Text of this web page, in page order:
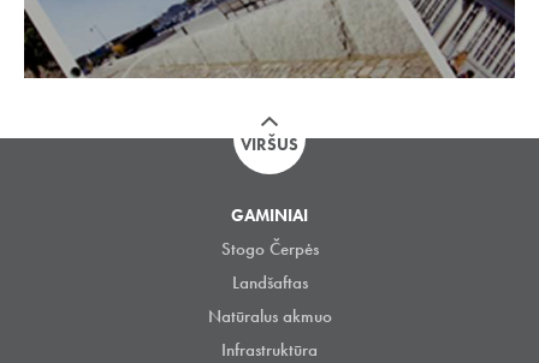
VIRŠUS
GAMINIAI
Stogo Čerpės
Landšaftas
Natūralus akmuo
Infrastruktūra